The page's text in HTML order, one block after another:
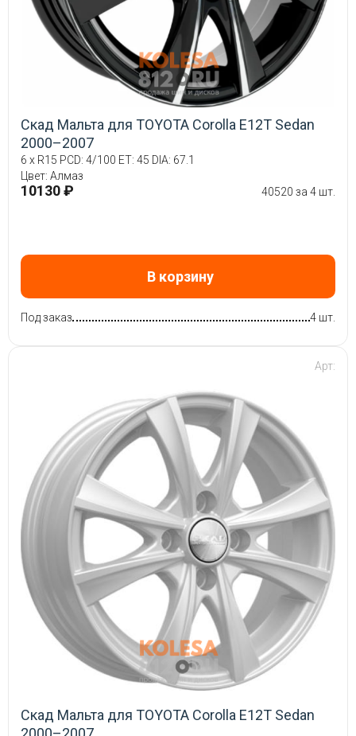
Скад Мальта для TOYOTA Corolla E12T Sedan
2000–2007
6 x R15 PCD: 4/100 ET: 45 DIA: 67.1
Цвет: Алмаз
10130 ₽ 40520 за 4 шт.
В корзину
Под заказ 4 шт.
Арт:
Скад Мальта для TOYOTA Corolla E12T Sedan